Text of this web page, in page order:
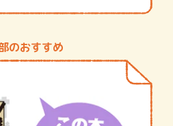
のおすすめ